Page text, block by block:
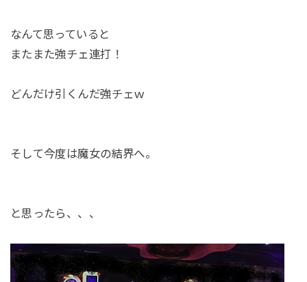
なんて思っていると
またまた強チェ連打！
どんだけ引くんだ強チェｗ
そして今度は魔女の結界へ。
と思ったら、、、